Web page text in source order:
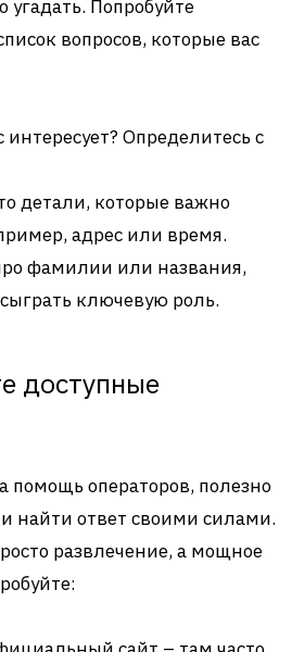
Попробуйте
вопросов, которые вас
Определитесь с
детали, которые важно
адрес или время.
фамилии или названия,
ключевую роль.
доступные
помощь операторов, полезно
найти ответ своими силами.
развлечение, а мощное